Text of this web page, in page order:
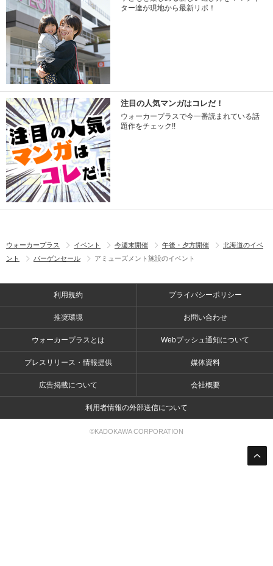
ター達が現地から最新リポ！
注目の人気マンガはコレだ！
ウォーカープラスで今一番読まれている話
題作をチェック!!
ウォーカープラス イベント 今週末開催 午後・夕方開催
北海道のイベ
ント
バーゲンセール アミューズメント施設のイベント
利用規約 プライバシーポリシー
推奨環境 お問い合わせ
ウォーカープラスとは Webプッシュ通知について
プレスリリース・情報提供 媒体資料
広告掲載について 会社概要
利用者情報の外部送信について
©KADOKAWA CORPORATION